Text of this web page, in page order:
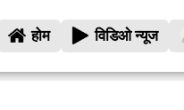
होम विडिओ न्यूज